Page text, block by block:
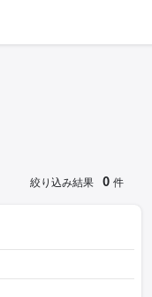
絞り込み結果 0 件